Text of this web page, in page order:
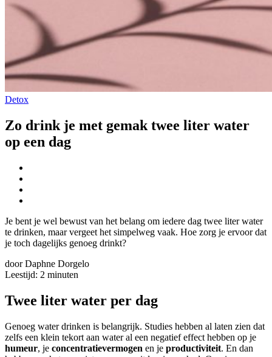
Detox
Zo drink je met gemak twee liter water
op een dag
Je bent je wel bewust van het belang om iedere dag twee liter water
te drinken, maar vergeet het simpelweg vaak. Hoe zorg je ervoor dat
je toch dagelijks genoeg drinkt?
door Daphne Dorgelo
Leestijd: 2 minuten
Twee liter water per dag
Genoeg water drinken is belangrijk. Studies hebben al laten zien dat
zelfs een klein tekort aan water al een negatief effect hebben op je
humeur, je concentratievermogen en je productiviteit. En dan